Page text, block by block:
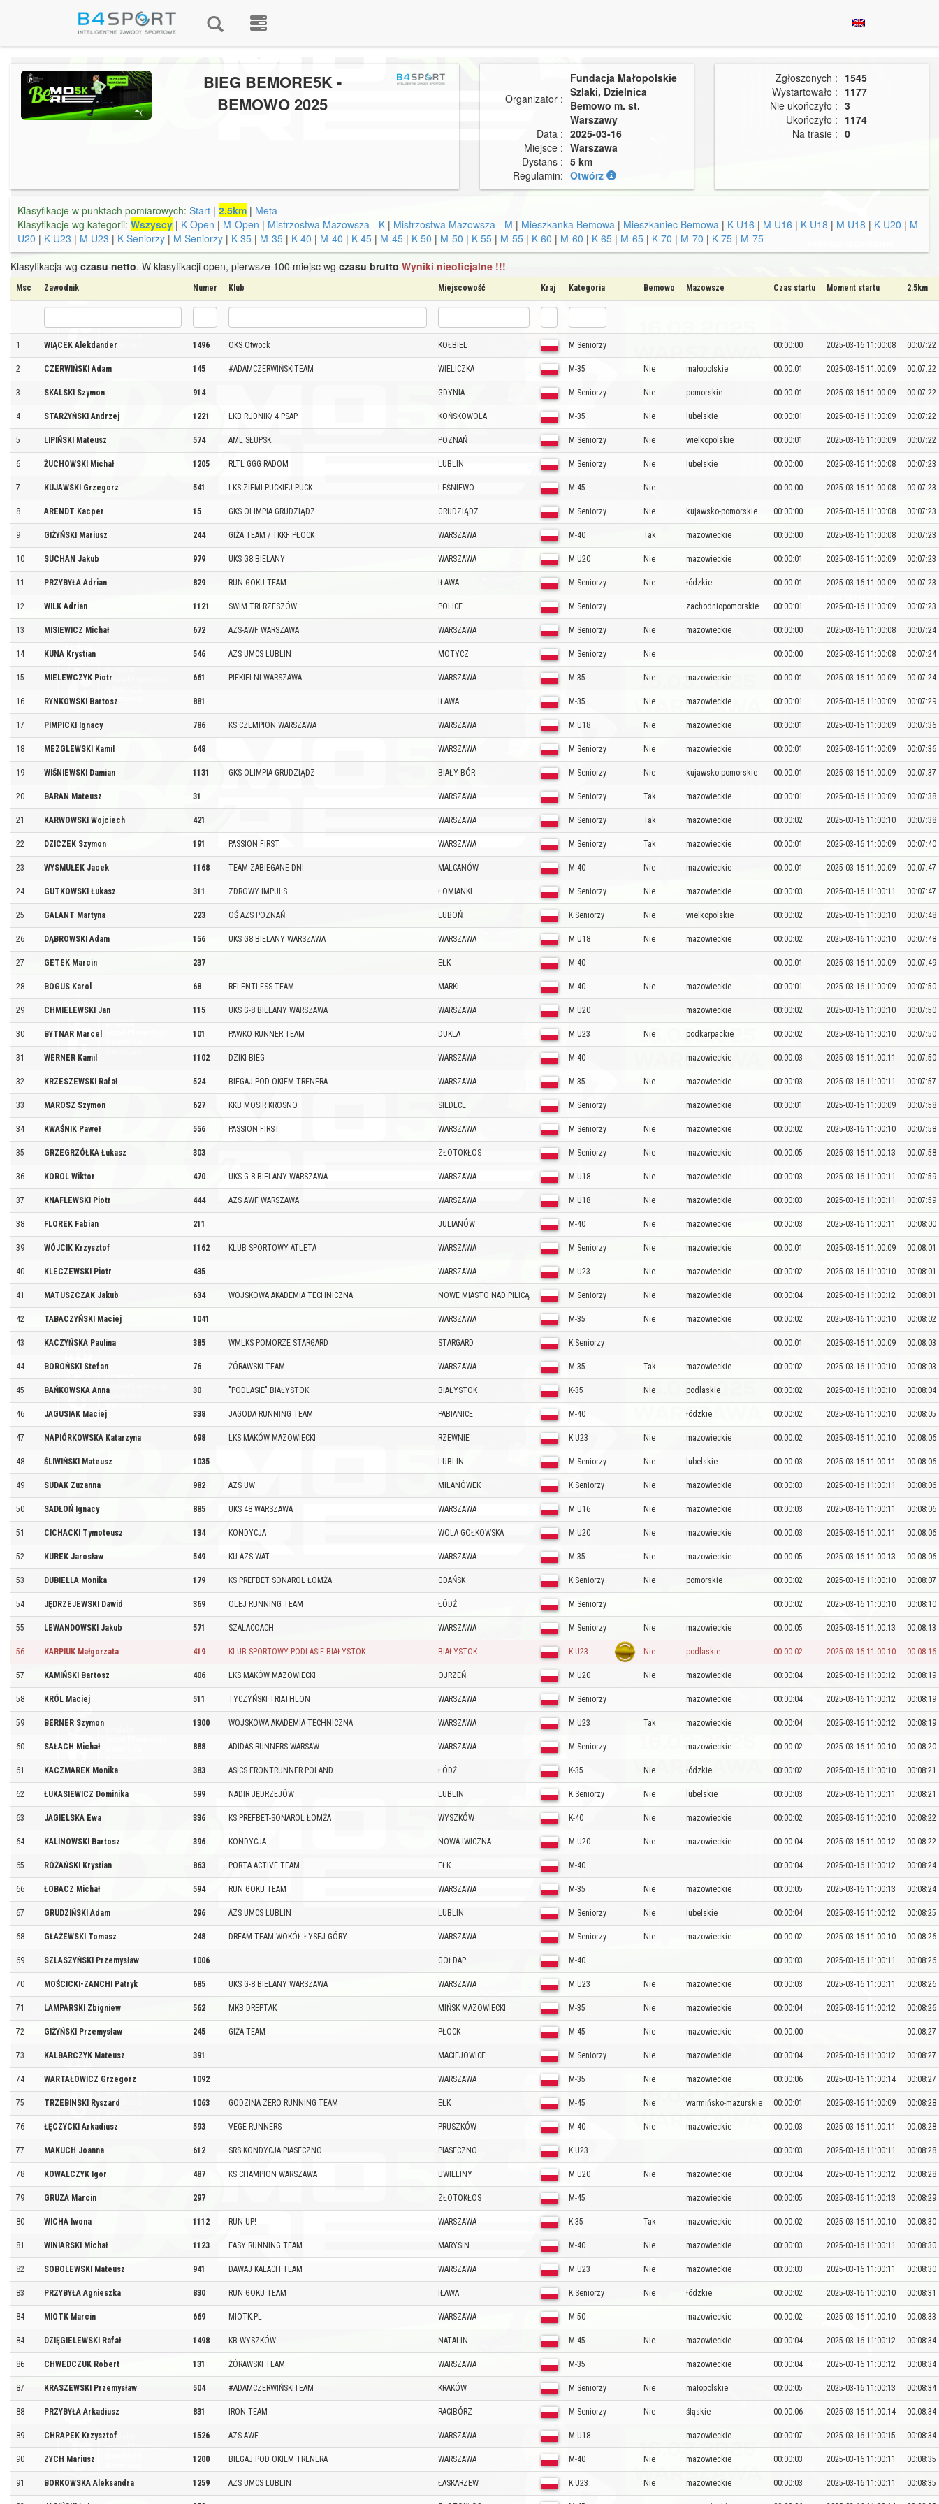
BIEG BEMORE5K -
BEMOWO 2025
Organizator :
Fundacja Małopolskie
Szlaki, Dzielnica
Bemowo m. st.
Warszawy
Data : 2025-03-16
Miejsce : Warszawa
Dystans : 5 km
Regulamin: Otwórz
Zgłoszonych : 1545
Wystartowało : 1177
Nie ukończyło : 3
Ukończyło : 1174
Na trasie : 0
Klasyfikacje w punktach pomiarowych: Start | 2.5km | Meta
Klasyfikacje wg kategorii: Wszyscy | K-Open | M-Open | Mistrzostwa Mazowsza - K | Mistrzostwa Mazowsza - M | Mieszkanka Bemowa | Mieszkaniec Bemowa | K U16 | M U16 | K U18 | M U18 | K U20 | M
U20 | K U23 | M U23 | K Seniorzy | M Seniorzy | K-35 | M-35 | K-40 | M-40 | K-45 | M-45 | K-50 | M-50 | K-55 | M-55 | K-60 | M-60 | K-65 | M-65 | K-70 | M-70 | K-75 | M-75
Klasyfikacja wg czasu netto. W klasyfikacji open, pierwsze 100 miejsc wg czasu brutto Wyniki nieoficjalne !!!
Msc Zawodnik Numer Klub Miejscowość Kraj Kategoria Bemowo Mazowsze Czas startu Moment startu 2.5km
1 WIĄCEK Alekdander 1496 OKS Otwock KOŁBIEL M Seniorzy 00:00:00 2025-03-16 11:00:08 00:07:22
2 CZERWIŃSKI Adam 145 #ADAMCZERWIŃSKITEAM WIELICZKA M-35 Nie małopolskie 00:00:01 2025-03-16 11:00:09 00:07:22
3 SKALSKI Szymon 914 GDYNIA M Seniorzy Nie pomorskie 00:00:01 2025-03-16 11:00:09 00:07:22
4 STARŻYŃSKI Andrzej 1221 LKB RUDNIK/ 4 PSAP KOŃSKOWOLA M-35 Nie lubelskie 00:00:01 2025-03-16 11:00:09 00:07:22
5 LIPIŃSKI Mateusz 574 AML SŁUPSK POZNAŃ M Seniorzy Nie wielkopolskie 00:00:01 2025-03-16 11:00:09 00:07:22
6 ŻUCHOWSKI Michał 1205 RLTL GGG RADOM LUBLIN M Seniorzy Nie lubelskie 00:00:00 2025-03-16 11:00:08 00:07:23
7 KUJAWSKI Grzegorz 541 LKS ZIEMI PUCKIEJ PUCK LEŚNIEWO M-45 Nie 00:00:00 2025-03-16 11:00:08 00:07:23
8 ARENDT Kacper 15 GKS OLIMPIA GRUDZIĄDZ GRUDZIĄDZ M Seniorzy Nie kujawsko-pomorskie 00:00:00 2025-03-16 11:00:08 00:07:23
9 GIŻYŃSKI Mariusz 244 GIŻA TEAM / TKKF PŁOCK WARSZAWA M-40 Tak mazowieckie 00:00:00 2025-03-16 11:00:08 00:07:23
10 SUCHAN Jakub 979 UKS G8 BIELANY WARSZAWA M U20 Nie mazowieckie 00:00:01 2025-03-16 11:00:09 00:07:23
11 PRZYBYŁA Adrian 829 RUN GOKU TEAM IŁAWA M Seniorzy Nie łódzkie 00:00:01 2025-03-16 11:00:09 00:07:23
12 WILK Adrian 1121 SWIM TRI RZESZÓW POLICE M Seniorzy zachodniopomorskie 00:00:01 2025-03-16 11:00:09 00:07:23
13 MISIEWICZ Michał 672 AZS-AWF WARSZAWA WARSZAWA M Seniorzy Nie mazowieckie 00:00:00 2025-03-16 11:00:08 00:07:24
14 KUNA Krystian 546 AZS UMCS LUBLIN MOTYCZ M Seniorzy Nie 00:00:00 2025-03-16 11:00:08 00:07:24
15 MIELEWCZYK Piotr 661 PIEKIELNI WARSZAWA WARSZAWA M-35 Nie mazowieckie 00:00:01 2025-03-16 11:00:09 00:07:24
16 RYNKOWSKI Bartosz 881 IŁAWA M-35 Nie mazowieckie 00:00:01 2025-03-16 11:00:09 00:07:29
17 PIMPICKI Ignacy 786 KS CZEMPION WARSZAWA WARSZAWA M U18 Nie mazowieckie 00:00:01 2025-03-16 11:00:09 00:07:36
18 MEZGLEWSKI Kamil 648 WARSZAWA M Seniorzy Nie mazowieckie 00:00:01 2025-03-16 11:00:09 00:07:36
19 WIŚNIEWSKI Damian 1131 GKS OLIMPIA GRUDZIĄDZ BIAŁY BÓR M Seniorzy Nie kujawsko-pomorskie 00:00:01 2025-03-16 11:00:09 00:07:37
20 BARAN Mateusz 31 WARSZAWA M Seniorzy Tak mazowieckie 00:00:01 2025-03-16 11:00:09 00:07:38
21 KARWOWSKI Wojciech 421 WARSZAWA M Seniorzy Tak mazowieckie 00:00:02 2025-03-16 11:00:10 00:07:38
22 DZICZEK Szymon 191 PASSION FIRST WARSZAWA M Seniorzy Tak mazowieckie 00:00:01 2025-03-16 11:00:09 00:07:40
23 WYSMUŁEK Jacek 1168 TEAM ZABIEGANE DNI MALCANÓW M-40 Nie mazowieckie 00:00:01 2025-03-16 11:00:09 00:07:47
24 GUTKOWSKI Łukasz 311 ZDROWY IMPULS ŁOMIANKI M Seniorzy Nie mazowieckie 00:00:03 2025-03-16 11:00:11 00:07:47
25 GALANT Martyna 223 OŚ AZS POZNAŃ LUBOŃ K Seniorzy Nie wielkopolskie 00:00:02 2025-03-16 11:00:10 00:07:48
26 DĄBROWSKI Adam 156 UKS G8 BIELANY WARSZAWA WARSZAWA M U18 Nie mazowieckie 00:00:02 2025-03-16 11:00:10 00:07:48
27 GETEK Marcin 237 EŁK M-40 00:00:01 2025-03-16 11:00:09 00:07:49
28 BOGUS Karol 68 RELENTLESS TEAM MARKI M-40 Nie mazowieckie 00:00:01 2025-03-16 11:00:09 00:07:50
29 CHMIELEWSKI Jan 115 UKS G-8 BIELANY WARSZAWA WARSZAWA M U20 mazowieckie 00:00:02 2025-03-16 11:00:10 00:07:50
30 BYTNAR Marcel 101 PAWKO RUNNER TEAM DUKLA M U23 Nie podkarpackie 00:00:02 2025-03-16 11:00:10 00:07:50
31 WERNER Kamil 1102 DZIKI BIEG WARSZAWA M-40 mazowieckie 00:00:03 2025-03-16 11:00:11 00:07:50
32 KRZESZEWSKI Rafał 524 BIEGAJ POD OKIEM TRENERA WARSZAWA M-35 Nie mazowieckie 00:00:03 2025-03-16 11:00:11 00:07:57
33 MAROSZ Szymon 627 KKB MOSIR KROSNO SIEDLCE M Seniorzy mazowieckie 00:00:01 2025-03-16 11:00:09 00:07:58
34 KWAŚNIK Paweł 556 PASSION FIRST WARSZAWA M Seniorzy Nie mazowieckie 00:00:02 2025-03-16 11:00:10 00:07:58
35 GRZEGRZÓŁKA Łukasz 303 ZŁOTOKŁOS M Seniorzy Nie mazowieckie 00:00:05 2025-03-16 11:00:13 00:07:58
36 KOROL Wiktor 470 UKS G-8 BIELANY WARSZAWA WARSZAWA M U18 Nie mazowieckie 00:00:03 2025-03-16 11:00:11 00:07:59
37 KNAFLEWSKI Piotr 444 AZS AWF WARSZAWA WARSZAWA M U18 Nie mazowieckie 00:00:03 2025-03-16 11:00:11 00:07:59
38 FLOREK Fabian 211 JULIANÓW M-40 Nie mazowieckie 00:00:03 2025-03-16 11:00:11 00:08:00
39 WÓJCIK Krzysztof 1162 KLUB SPORTOWY ATLETA WARSZAWA M Seniorzy Nie mazowieckie 00:00:01 2025-03-16 11:00:09 00:08:01
40 KLECZEWSKI Piotr 435 WARSZAWA M U23 Nie mazowieckie 00:00:02 2025-03-16 11:00:10 00:08:01
41 MATUSZCZAK Jakub 634 WOJSKOWA AKADEMIA TECHNICZNA NOWE MIASTO NAD PILICĄ M Seniorzy Nie mazowieckie 00:00:04 2025-03-16 11:00:12 00:08:01
42 TABACZYŃSKI Maciej 1041 WARSZAWA M-35 Nie mazowieckie 00:00:02 2025-03-16 11:00:10 00:08:02
43 KACZYŃSKA Paulina 385 WMLKS POMORZE STARGARD STARGARD K Seniorzy 00:00:01 2025-03-16 11:00:09 00:08:03
44 BOROŃSKI Stefan 76 ŻÓRAWSKI TEAM WARSZAWA M-35 Tak mazowieckie 00:00:02 2025-03-16 11:00:10 00:08:03
45 BAŃKOWSKA Anna 30 "PODLASIE" BIAŁYSTOK BIAŁYSTOK K-35 Nie podlaskie 00:00:02 2025-03-16 11:00:10 00:08:04
46 JAGUSIAK Maciej 338 JAGODA RUNNING TEAM PABIANICE M-40 łódzkie 00:00:02 2025-03-16 11:00:10 00:08:05
47 NAPIÓRKOWSKA Katarzyna 698 LKS MAKÓW MAZOWIECKI RZEWNIE K U23 Nie mazowieckie 00:00:02 2025-03-16 11:00:10 00:08:06
48 ŚLIWIŃSKI Mateusz 1035 LUBLIN M Seniorzy Nie lubelskie 00:00:03 2025-03-16 11:00:11 00:08:06
49 SUDAK Zuzanna 982 AZS UW MILANÓWEK K Seniorzy Nie mazowieckie 00:00:03 2025-03-16 11:00:11 00:08:06
50 SADŁOŃ Ignacy 885 UKS 48 WARSZAWA WARSZAWA M U16 Nie mazowieckie 00:00:03 2025-03-16 11:00:11 00:08:06
51 CICHACKI Tymoteusz 134 KONDYCJA WOLA GOŁKOWSKA M U20 Nie mazowieckie 00:00:03 2025-03-16 11:00:11 00:08:06
52 KUREK Jarosław 549 KU AZS WAT WARSZAWA M-35 Nie mazowieckie 00:00:05 2025-03-16 11:00:13 00:08:06
53 DUBIELLA Monika 179 KS PREFBET SONAROL ŁOMŻA GDAŃSK K Seniorzy Nie pomorskie 00:00:02 2025-03-16 11:00:10 00:08:07
54 JĘDRZEJEWSKI Dawid 369 OLEJ RUNNING TEAM ŁÓDŹ M Seniorzy 00:00:02 2025-03-16 11:00:10 00:08:10
55 LEWANDOWSKI Jakub 571 SZALACOACH WARSZAWA M Seniorzy Nie mazowieckie 00:00:05 2025-03-16 11:00:13 00:08:13
56 KARPIUK Małgorzata 419 KLUB SPORTOWY PODLASIE BIAŁYSTOK BIAŁYSTOK K U23 Nie podlaskie 00:00:02 2025-03-16 11:00:10 00:08:16
57 KAMIŃSKI Bartosz 406 LKS MAKÓW MAZOWIECKI OJRZEŃ M U20 Nie mazowieckie 00:00:04 2025-03-16 11:00:12 00:08:19
58 KRÓL Maciej 511 TYCZYŃSKI TRIATHLON WARSZAWA M Seniorzy mazowieckie 00:00:04 2025-03-16 11:00:12 00:08:19
59 BERNER Szymon 1300 WOJSKOWA AKADEMIA TECHNICZNA WARSZAWA M U23 Tak mazowieckie 00:00:04 2025-03-16 11:00:12 00:08:19
60 SAŁACH Michał 888 ADIDAS RUNNERS WARSAW WARSZAWA M Seniorzy mazowieckie 00:00:02 2025-03-16 11:00:10 00:08:20
61 KACZMAREK Monika 383 ASICS FRONTRUNNER POLAND ŁÓDŹ K-35 Nie łódzkie 00:00:02 2025-03-16 11:00:10 00:08:21
62 ŁUKASIEWICZ Dominika 599 NADIR JĘDRZEJÓW LUBLIN K Seniorzy Nie lubelskie 00:00:03 2025-03-16 11:00:11 00:08:21
63 JAGIELSKA Ewa 336 KS PREFBET-SONAROL ŁOMŻA WYSZKÓW K-40 Nie mazowieckie 00:00:02 2025-03-16 11:00:10 00:08:22
64 KALINOWSKI Bartosz 396 KONDYCJA NOWA IWICZNA M U20 Nie mazowieckie 00:00:04 2025-03-16 11:00:12 00:08:22
65 RÓŻAŃSKI Krystian 863 PORTA ACTIVE TEAM EŁK M-40 00:00:04 2025-03-16 11:00:12 00:08:24
66 ŁOBACZ Michał 594 RUN GOKU TEAM WARSZAWA M-35 Nie mazowieckie 00:00:05 2025-03-16 11:00:13 00:08:24
67 GRUDZIŃSKI Adam 296 AZS UMCS LUBLIN LUBLIN M Seniorzy Nie lubelskie 00:00:04 2025-03-16 11:00:12 00:08:25
68 GŁAŻEWSKI Tomasz 248 DREAM TEAM WOKÓŁ ŁYSEJ GÓRY WARSZAWA M Seniorzy Nie mazowieckie 00:00:02 2025-03-16 11:00:10 00:08:26
69 SZLASZYŃSKI Przemysław 1006 GOŁDAP M-40 00:00:03 2025-03-16 11:00:11 00:08:26
70 MOŚCICKI-ZANCHI Patryk 685 UKS G-8 BIELANY WARSZAWA WARSZAWA M U23 Nie mazowieckie 00:00:03 2025-03-16 11:00:11 00:08:26
71 LAMPARSKI Zbigniew 562 MKB DREPTAK MIŃSK MAZOWIECKI M-35 Nie mazowieckie 00:00:04 2025-03-16 11:00:12 00:08:26
72 GIŻYŃSKI Przemysław 245 GIŻA TEAM PŁOCK M-45 Nie mazowieckie 00:00:00 00:08:27
73 KALBARCZYK Mateusz 391 MACIEJOWICE M Seniorzy Nie mazowieckie 00:00:04 2025-03-16 11:00:12 00:08:27
74 WARTAŁOWICZ Grzegorz 1092 WARSZAWA M-35 Nie mazowieckie 00:00:06 2025-03-16 11:00:14 00:08:27
75 TRZEBINSKI Ryszard 1063 GODZINA ZERO RUNNING TEAM EŁK M-45 Nie warmińsko-mazurskie 00:00:01 2025-03-16 11:00:09 00:08:28
76 ŁĘCZYCKI Arkadiusz 593 VEGE RUNNERS PRUSZKÓW M-40 Nie mazowieckie 00:00:03 2025-03-16 11:00:11 00:08:28
77 MAKUCH Joanna 612 SRS KONDYCJA PIASECZNO PIASECZNO K U23 00:00:03 2025-03-16 11:00:11 00:08:28
78 KOWALCZYK Igor 487 KS CHAMPION WARSZAWA UWIELINY M U20 Nie mazowieckie 00:00:04 2025-03-16 11:00:12 00:08:28
79 GRUZA Marcin 297 ZŁOTOKŁOS M-45 mazowieckie 00:00:05 2025-03-16 11:00:13 00:08:29
80 WICHA Iwona 1112 RUN UP! WARSZAWA K-35 Tak mazowieckie 00:00:02 2025-03-16 11:00:10 00:08:30
81 WINIARSKI Michał 1123 EASY RUNNING TEAM MARYSIN M-40 Nie mazowieckie 00:00:03 2025-03-16 11:00:11 00:08:30
82 SOBOLEWSKI Mateusz 941 DAWAJ KALACH TEAM WARSZAWA M U23 Nie mazowieckie 00:00:03 2025-03-16 11:00:11 00:08:30
83 PRZYBYŁA Agnieszka 830 RUN GOKU TEAM IŁAWA K Seniorzy Nie łódzkie 00:00:02 2025-03-16 11:00:10 00:08:31
84 MIOTK Marcin 669 MIOTK.PL WARSZAWA M-50 mazowieckie 00:00:02 2025-03-16 11:00:10 00:08:33
84 DZIĘGIELEWSKI Rafał 1498 KB WYSZKÓW NATALIN M-45 Nie mazowieckie 00:00:04 2025-03-16 11:00:12 00:08:34
86 CHWEDCZUK Robert 131 ŻÓRAWSKI TEAM WARSZAWA M-35 mazowieckie 00:00:04 2025-03-16 11:00:12 00:08:34
87 KRASZEWSKI Przemysław 504 #ADAMCZERWIŃSKITEAM KRAKÓW M Seniorzy Nie małopolskie 00:00:05 2025-03-16 11:00:13 00:08:34
88 PRZYBYŁA Arkadiusz 831 IRON TEAM RACIBÓRZ M Seniorzy Nie śląskie 00:00:06 2025-03-16 11:00:14 00:08:34
89 CHRAPEK Krzysztof 1526 AZS AWF WARSZAWA M U18 mazowieckie 00:00:07 2025-03-16 11:00:15 00:08:34
90 ZYCH Mariusz 1200 BIEGAJ POD OKIEM TRENERA WARSZAWA M-40 Nie mazowieckie 00:00:03 2025-03-16 11:00:11 00:08:35
91 BORKOWSKA Aleksandra 1259 AZS UMCS LUBLIN ŁASKARZEW K U23 Nie mazowieckie 00:00:03 2025-03-16 11:00:11 00:08:35